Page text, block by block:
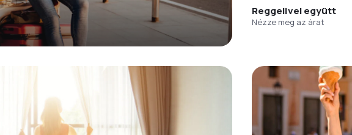
Reggelivel együtt
Nézze meg az árat